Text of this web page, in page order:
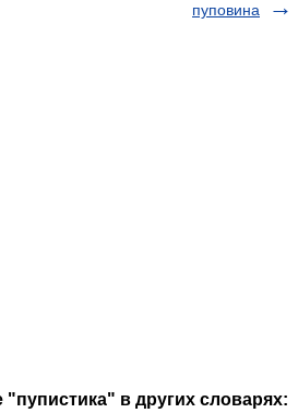
пуповина
"пупистика" в других словарях: